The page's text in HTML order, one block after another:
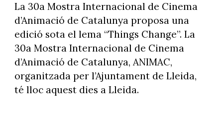
La 30a Mostra Internacional de Cinema
d’Animació de Catalunya proposa una
edició sota el lema “Things Change”. La
30a Mostra Internacional de Cinema
d’Animació de Catalunya, ANIMAC,
organitzada per l’Ajuntament de Lleida,
té lloc aquest dies a Lleida.